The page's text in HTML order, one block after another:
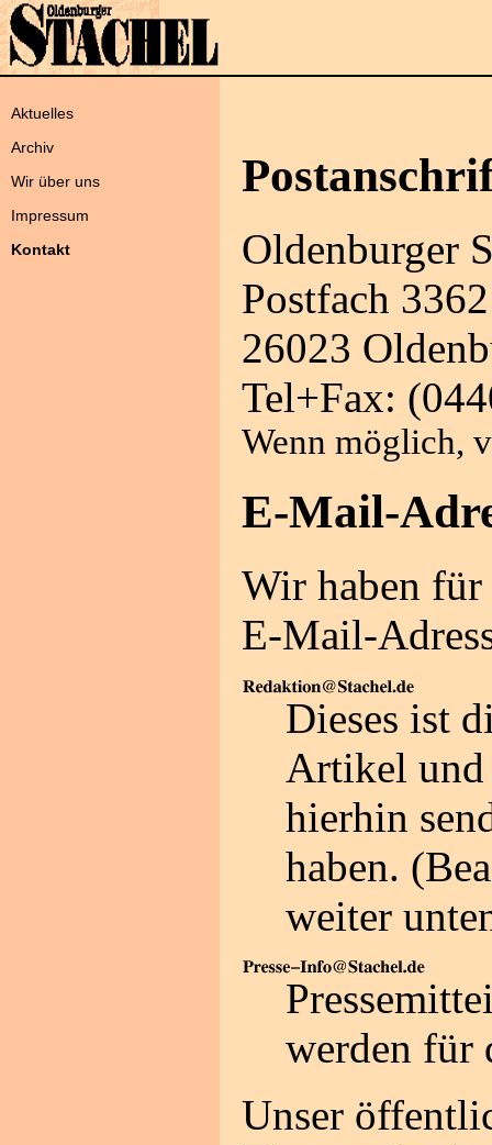
Aktuelles
Archiv
Wir über uns
Impressum
Kontakt
Oldenburger
Postfach 3362
26023
Tel+Fax:
Wenn möglich,
E-Mail-
Wir haben für
E-Mail-
Dieses ist
Artikel und
hierhin
haben.
weiter
werden für
Unser